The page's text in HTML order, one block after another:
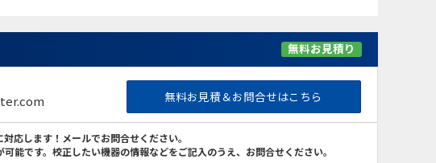
無料お見積り
無料お見積＆お問合せはこちら
応します！メールでお問合せください。
能です。校正したい機器の情報などをご記入のうえ、お問合せください。